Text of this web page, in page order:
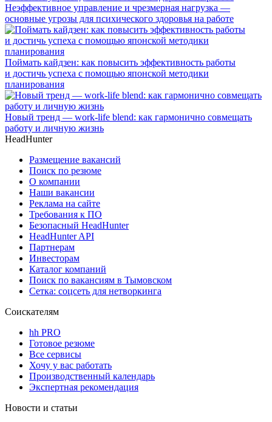
Неэффективное управление и чрезмерная нагрузка —
основные угрозы для психического здоровья на работе
Поймать кайдзен: как повысить эффективность работы
и достичь успеха с помощью японской методики
планирования
Новый тренд — work-life blend: как гармонично совмещать
работу и личную жизнь
HeadHunter
Размещение вакансий
Поиск по резюме
О компании
Наши вакансии
Реклама на сайте
Требования к ПО
Безопасный HeadHunter
HeadHunter API
Партнерам
Инвесторам
Каталог компаний
Поиск по вакансиям в Тымовском
Сетка: соцсеть для нетворкинга
Соискателям
hh PRO
Готовое резюме
Все сервисы
Хочу у вас работать
Производственный календарь
Экспертная рекомендация
Новости и статьи